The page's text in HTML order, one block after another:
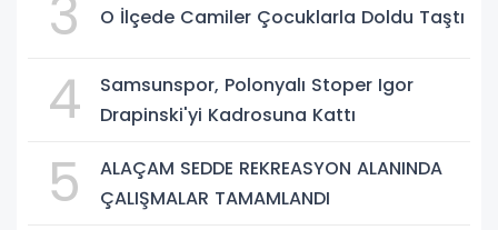
3 O İlçede Camiler Çocuklarla Doldu Taştı
4
Samsunspor, Polonyalı Stoper Igor
Drapinski'yi Kadrosuna Kattı
5
ALAÇAM SEDDE REKREASYON ALANINDA
ÇALIŞMALAR TAMAMLANDI